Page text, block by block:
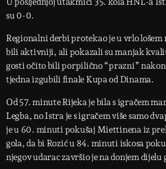
su 0-0.
Regionalni derbi protekao je u vrlo lošem
bili aktivniji, ali pokazali su manjak
gosti očito bili porpilično “prazni” nakon
tjedna izgubili finale Kupa od Dinama.
Od 57. minute Rijeka je bila s igračem
Legba, no Istra je s igračem više samo
je u 60. minuti pokušaj Miettinena iz
gola, da bi Rozić u 84. minuti iskosa
njegov udarac završio je na donjem dijelu